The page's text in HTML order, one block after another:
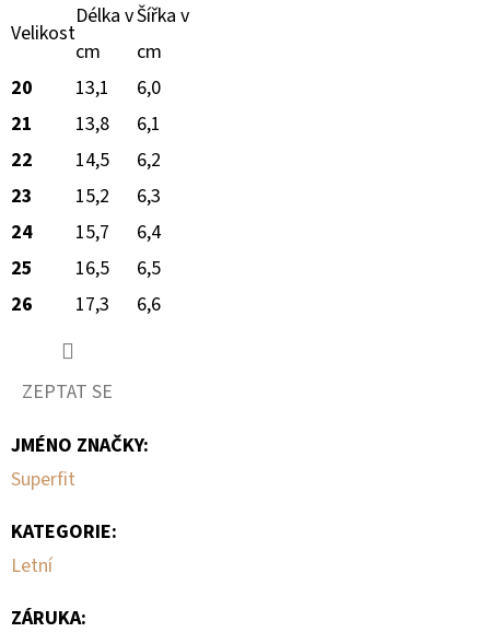
Velikost
Délka v
cm
Šířka v
cm
20
13,1
6,0
21
13,8
6,1
22
14,5
6,2
23
15,2
6,3
24
15,7
6,4
25
16,5
6,5
26
17,3 6,6
ZEPTAT SE
JMÉNO ZNAČKY:
Superfit
KATEGORIE:
Letní
ZÁRUKA: